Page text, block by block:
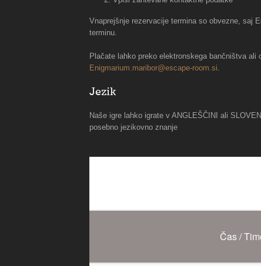
Vnaprejšnje rezervacije termina so obvezne, saj
terminu.
Plačate lahko preko elektronskega bančništva
Enigmarium.maribor@escape-room.si.
Jezik
Naše igre lahko igrate v ANGLEŠČINI ali
posebno jezikovno znanje